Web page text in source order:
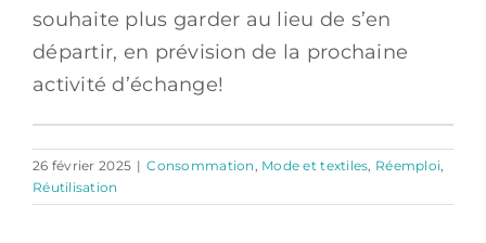
souhaite plus garder au lieu de s’en
départir, en prévision de la prochaine
activité d’échange!
26 février 2025 | Consommation, Mode et textiles, Réemploi,
Réutilisation